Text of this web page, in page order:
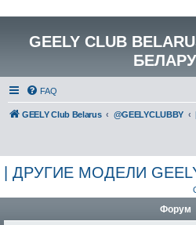
GEELY CLUB
FAQ
GEELY Club Belarus @GEELYCLUBBY
| ДРУГИЕ МОДЕЛИ
Форум